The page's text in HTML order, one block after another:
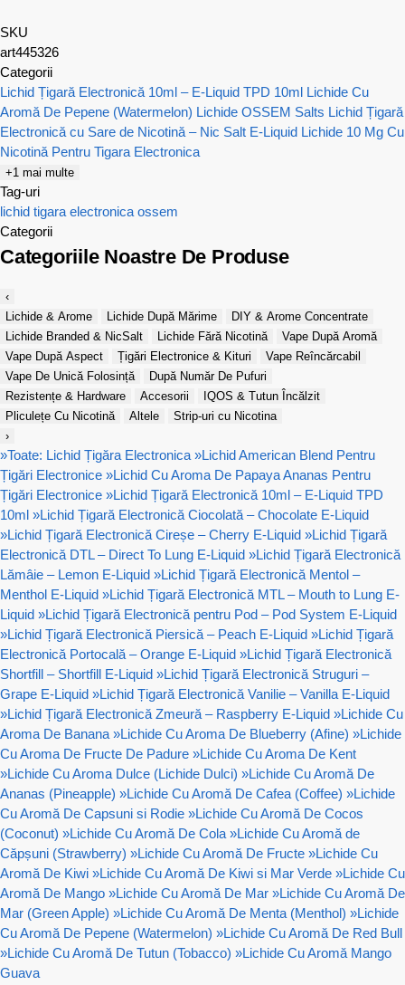
SKU
art445326
Categorii
Lichid Țigară Electronică 10ml – E-Liquid TPD 10ml Lichide Cu
Aromă De Pepene (Watermelon) Lichide OSSEM Salts Lichid Țigară
Electronică cu Sare de Nicotină – Nic Salt E-Liquid Lichide 10 Mg Cu
Nicotină Pentru Tigara Electronica
+1 mai multe
Tag-uri
lichid tigara electronica ossem
Categorii
Categoriile Noastre De Produse
‹
Lichide & Arome
Lichide După Mărime
DIY & Arome Concentrate
Lichide Branded & NicSalt
Lichide Fără Nicotină
Vape După Aromă
Vape După Aspect
Țigări Electronice & Kituri
Vape Reîncărcabil
Vape De Unică Folosință
După Număr De Pufuri
Rezistențe & Hardware
Accesorii
IQOS & Tutun Încălzit
Pliculețe Cu Nicotină
Altele
Strip-uri cu Nicotina
›
»Toate: Lichid Țigăra Electronica »Lichid American Blend Pentru
Țigări Electronice »Lichid Cu Aroma De Papaya Ananas Pentru
Țigări Electronice »Lichid Țigară Electronică 10ml – E-Liquid TPD
10ml »Lichid Țigară Electronică Ciocolată – Chocolate E-Liquid
»Lichid Țigară Electronică Cireșe – Cherry E-Liquid »Lichid Țigară
Electronică DTL – Direct To Lung E-Liquid »Lichid Țigară Electronică
Lămâie – Lemon E-Liquid »Lichid Țigară Electronică Mentol –
Menthol E-Liquid »Lichid Țigară Electronică MTL – Mouth to Lung E-
Liquid »Lichid Țigară Electronică pentru Pod – Pod System E-Liquid
»Lichid Țigară Electronică Piersică – Peach E-Liquid »Lichid Țigară
Electronică Portocală – Orange E-Liquid »Lichid Țigară Electronică
Shortfill – Shortfill E-Liquid »Lichid Țigară Electronică Struguri –
Grape E-Liquid »Lichid Țigară Electronică Vanilie – Vanilla E-Liquid
»Lichid Țigară Electronică Zmeură – Raspberry E-Liquid »Lichide Cu
Aroma De Banana »Lichide Cu Aroma De Blueberry (Afine) »Lichide
Cu Aroma De Fructe De Padure »Lichide Cu Aroma De Kent
»Lichide Cu Aroma Dulce (Lichide Dulci) »Lichide Cu Aromă De
Ananas (Pineapple) »Lichide Cu Aromă De Cafea (Coffee) »Lichide
Cu Aromă De Capsuni si Rodie »Lichide Cu Aromă De Cocos
(Coconut) »Lichide Cu Aromă De Cola »Lichide Cu Aromă de
Căpșuni (Strawberry) »Lichide Cu Aromă De Fructe »Lichide Cu
Aromă De Kiwi »Lichide Cu Aromă De Kiwi si Mar Verde »Lichide Cu
Aromă De Mango »Lichide Cu Aromă De Mar »Lichide Cu Aromă De
Mar (Green Apple) »Lichide Cu Aromă De Menta (Menthol) »Lichide
Cu Aromă De Pepene (Watermelon) »Lichide Cu Aromă De Red Bull
»Lichide Cu Aromă De Tutun (Tobacco) »Lichide Cu Aromă Mango
Guava